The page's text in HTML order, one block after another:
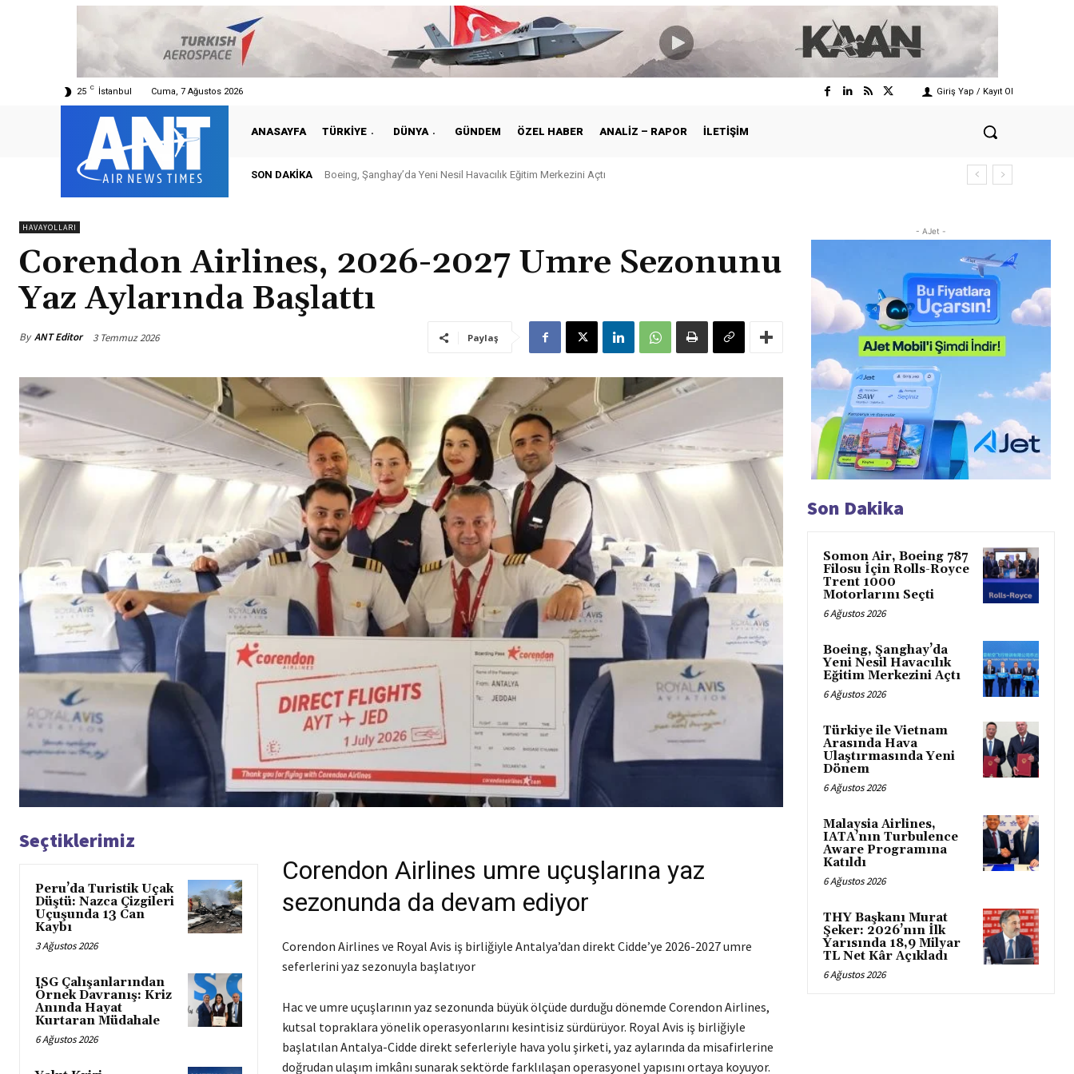
25 C İstanbul Cuma, 7 Ağustos 2026 Giriş Yap / Kayıt Ol
ANASAYFA TÜRKIYE DÜNYA GÜNDEM ÖZEL HABER ANALIZ – RAPOR İLETIŞIM
SON DAKIKA Boeing, Şanghay’da Yeni Nesil Havacılık Eğitim Merkezini Açtı
HAVAYOLLARI
Corendon Airlines, 2026-2027 Umre Sezonunu
Yaz Aylarında Başlattı
By ANT Editor 3 Temmuz 2026 Paylaş
Seçtiklerimiz
Peru’da Turistik Uçak
Düştü: Nazca Çizgileri
Uçuşunda 13 Can
Kaybı
3 Ağustos 2026
ISG Çalışanlarından
Örnek Davranış: Kriz
Anında Hayat
Kurtaran Müdahale
6 Ağustos 2026
Corendon Airlines umre uçuşlarına yaz
sezonunda da devam ediyor
Corendon Airlines ve Royal Avis iş birliğiyle Antalya’dan direkt Cidde’ye 2026-2027 umre
seferlerini yaz sezonuyla başlatıyor
Hac ve umre uçuşlarının yaz sezonunda büyük ölçüde durduğu dönemde Corendon Airlines,
kutsal topraklara yönelik operasyonlarını kesintisiz sürdürüyor. Royal Avis iş birliğiyle
başlatılan Antalya-Cidde direkt seferleriyle hava yolu şirketi, yaz aylarında da misafirlerine
doğrudan ulaşım imkânı sunarak sektörde farklılaşan operasyonel yapısını ortaya koyuyor.
- AJet -
Son Dakika
Somon Air, Boeing 787
Filosu İçin Rolls-Royce
Trent 1000
Motorlarını Seçti
6 Ağustos 2026
Boeing, Şanghay’da
Yeni Nesil Havacılık
Eğitim Merkezini Açtı
6 Ağustos 2026
Türkiye ile Vietnam
Arasında Hava
Ulaştırmasında Yeni
Dönem
6 Ağustos 2026
Malaysia Airlines,
IATA’nın Turbulence
Aware Programına
Katıldı
6 Ağustos 2026
THY Başkanı Murat
Şeker: 2026’nın İlk
Yarısında 18,9 Milyar
TL Net Kâr Açıkladı
6 Ağustos 2026